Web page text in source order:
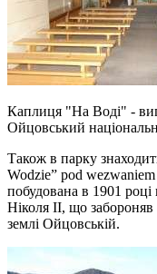
Каплиця "На Воді" -
Ойцовський
Також в парку
Wodzie” pod
побудована в 1901 році
Ніколя II, що забороняв
землі Ойцовській.